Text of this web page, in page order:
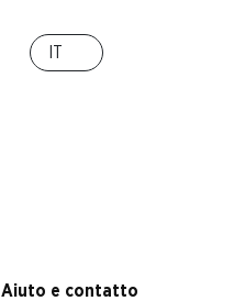
Aiuto e contatto